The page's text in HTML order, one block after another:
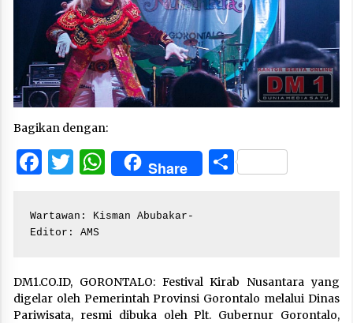
Bagikan dengan:
Facebook
Twitter
WhatsApp
Share Share
Wartawan: Kisman Abubakar-
Editor: AMS
DM1.CO.ID, GORONTALO: Festival Kirab Nusantara yang
digelar oleh Pemerintah Provinsi Gorontalo melalui Dinas
Pariwisata, resmi dibuka oleh Plt. Gubernur Gorontalo,